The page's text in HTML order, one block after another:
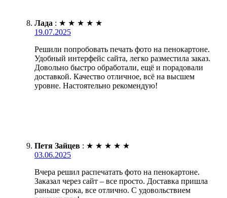
Лада : ★ ★ ★ ★ ★
19.07.2025
Решили попробовать печать фото на пенокартоне.
Удобный интерфейс сайта, легко разместила заказ.
Довольно быстро обработали, ещё и порадовали
доставкой. Качество отличное, всё на высшем
уровне. Настоятельно рекомендую!
Петя Зайцев : ★ ★ ★ ★ ★
03.06.2025
Вчера решил распечатать фото на пенокартоне.
Заказал через сайт – все просто. Доставка пришла
раньше срока, все отлично. С удовольствием